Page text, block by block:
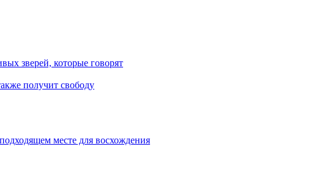
зверей, которые говорят
получит свободу
месте для восхождения